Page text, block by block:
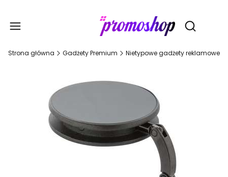
Otwórz
Strona główna Gadżety Premium Nietypowe gadżety reklamowe